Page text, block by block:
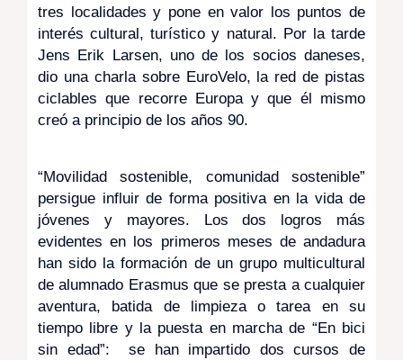
tres localidades y pone en valor los puntos de
interés cultural, turístico y natural. Por la tarde
Jens Erik Larsen, uno de los socios daneses,
dio una charla sobre EuroVelo, la red de pistas
ciclables que recorre Europa y que él mismo
creó a principio de los años 90.
“Movilidad sostenible, comunidad sostenible”
persigue influir de forma positiva en la vida de
jóvenes y mayores. Los dos logros más
evidentes en los primeros meses de andadura
han sido la formación de un grupo multicultural
de alumnado Erasmus que se presta a cualquier
aventura, batida de limpieza o tarea en su
tiempo libre y la puesta en marcha de “En bici
sin edad”: se han impartido dos cursos de